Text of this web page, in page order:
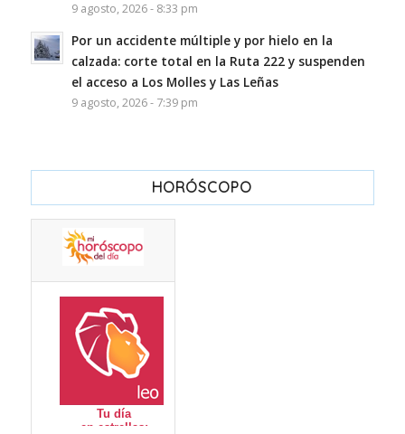
9 agosto, 2026 - 8:33 pm
Por un accidente múltiple y por hielo en la
calzada: corte total en la Ruta 222 y suspenden
el acceso a Los Molles y Las Leñas
9 agosto, 2026 - 7:39 pm
HORÓSCOPO